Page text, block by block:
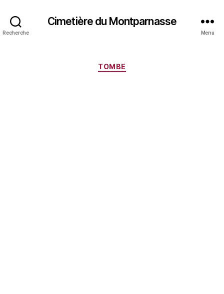
Recherche
Cimetière du Montparnasse
Menu
Catégories
TOMBE